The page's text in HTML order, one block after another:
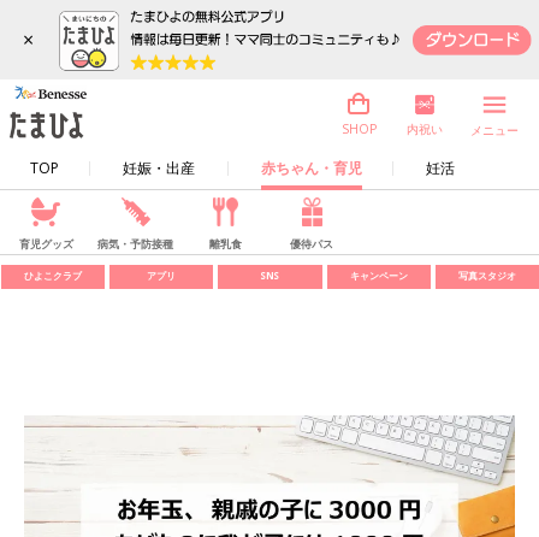
×
TOP 妊娠・出産 赤ちゃん・育児 妊活
SHOP 内祝い メニュー
育児グッズ 病気・予防接種 離乳食 優待パス
ひよこクラブ アプリ SNS キャンペーン 写真スタジオ